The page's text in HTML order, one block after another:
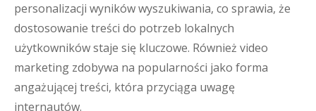
personalizacji wyników wyszukiwania, co sprawia, że
dostosowanie treści do potrzeb lokalnych
użytkowników staje się kluczowe. Również video
marketing zdobywa na popularności jako forma
angażującej treści, która przyciąga uwagę
internautów.